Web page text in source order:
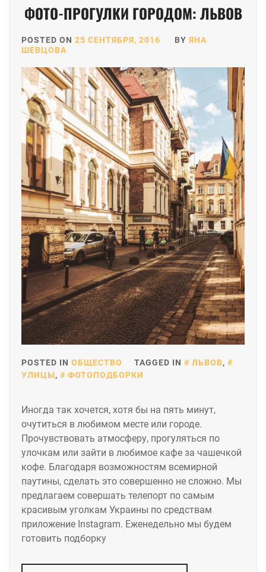
ФОТО-ПРОГУЛКИ ГОРОДОМ: ЛЬВОВ
POSTED ON 25 СЕНТЯБРЯ, 2016 BY ЯНА
ШЕВЦОВА
POSTED IN ОБЩЕСТВО TAGGED IN ЛЬВОВ,
УЛИЦЫ, ФОТОПОДБОРКИ
Иногда так хочется, хотя бы на пять минут,
очутиться в любимом месте или городе.
Прочувствовать атмосферу, прогуляться по
улочкам или зайти в любимое кафе за чашечкой
кофе. Благодаря возможностям всемирной
паутины, сделать это совершенно не сложно. Мы
предлагаем совершать телепорт по самым
красивым уголкам Украины по средствам
приложение Instagram. Еженедельно мы будем
готовить подборку